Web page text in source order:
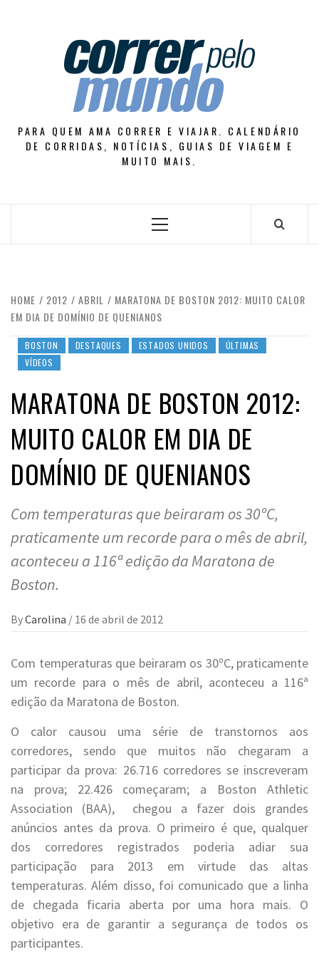
PARA QUEM AMA CORRER E VIAJAR. CALENDÁRIO
DE CORRIDAS, NOTÍCIAS, GUIAS DE VIAGEM E
MUITO MAIS.
Primary
HOME 2012 ABRIL
MARATONA DE BOSTON 2012: MUITO CALOR
EM DIA DE DOMÍNIO DE QUENIANOS
BOSTON DESTAQUES ESTADOS UNIDOS
ÚLTIMAS
VÍDEOS
MARATONA DE BOSTON 2012:
MUITO CALOR EM DIA DE
DOMÍNIO DE QUENIANOS
Com temperaturas que beiraram os 30ºC,
praticamente um recorde para o mês de abril,
aconteceu a 116ª edição da Maratona de
Boston.
ByCarolina / 16 de abril de 2012
Com temperaturas que beiraram os 30ºC, praticamente
um recorde para o mês de abril, aconteceu a 116ª
edição da Maratona de Boston.
O calor causou uma série de transtornos aos
corredores, sendo que muitos não chegaram a
participar da prova: 26.716 corredores se inscreveram
na prova; 22.426 começaram; a Boston Athletic
Association (BAA), chegou a fazer dois grandes
anúncios antes da prova. O primeiro é que, qualquer
dos corredores registrados poderia adiar sua
participação para 2013 em virtude das altas
temperaturas. Além disso, foi comunicado que a linha
de chegada ficaria aberta por uma hora mais. O
objetivo era de garantir a segurança de todos os
participantes.